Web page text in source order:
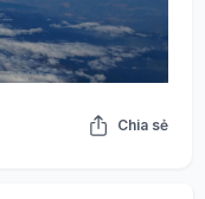
Chia sẻ